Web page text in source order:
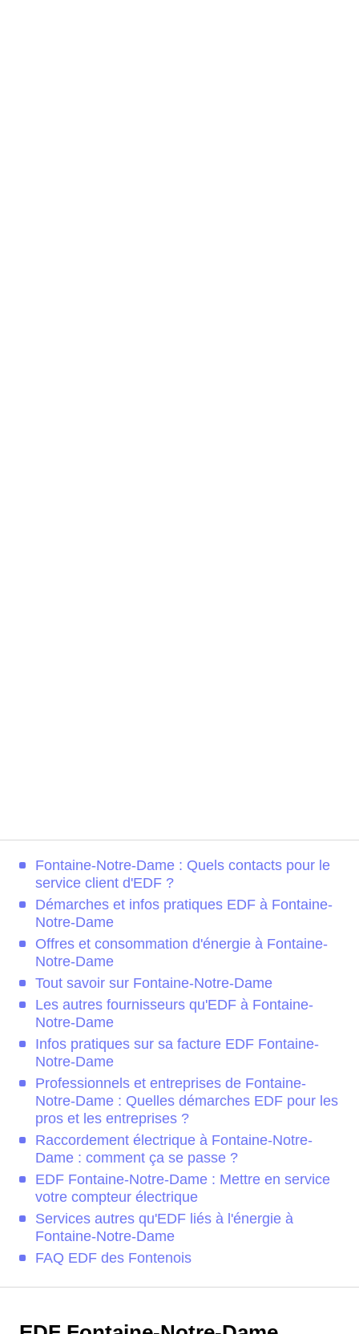
Fontaine-Notre-Dame : Quels contacts pour le
service client d'EDF ?
Démarches et infos pratiques EDF à Fontaine-
Notre-Dame
Offres et consommation d'énergie à Fontaine-
Notre-Dame
Tout savoir sur Fontaine-Notre-Dame
Les autres fournisseurs qu'EDF à Fontaine-
Notre-Dame
Infos pratiques sur sa facture EDF Fontaine-
Notre-Dame
Professionnels et entreprises de Fontaine-
Notre-Dame : Quelles démarches EDF pour les
pros et les entreprises ?
Raccordement électrique à Fontaine-Notre-
Dame : comment ça se passe ?
EDF Fontaine-Notre-Dame : Mettre en service
votre compteur électrique
Services autres qu'EDF liés à l'énergie à
Fontaine-Notre-Dame
FAQ EDF des Fontenois